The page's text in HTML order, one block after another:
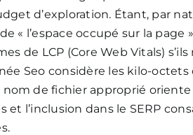
d’exploration. Étant, par
« l’espace occupé sur la
de LCP (Core Web Vitals)
Seo considère les kilo-
nom de fichier approprié
et l’inclusion dans le SERP